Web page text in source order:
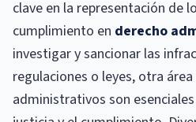
clave en la representación de
cumplimiento en derecho
investigar y sancionar las
regulaciones o leyes, otra
administrativos son